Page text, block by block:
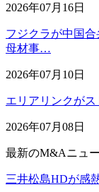
2026年07月16日
フジクラが中国
母材事…
2026年07月10日
エリアリンクが
2026年07月08日
最新のM&Aニュ
三井松島HDが感